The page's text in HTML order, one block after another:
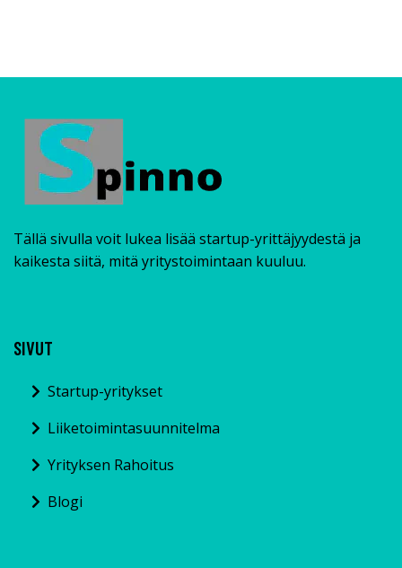
Tällä sivulla voit lukea lisää startup-yrittäjyydestä ja
kaikesta siitä, mitä yritystoimintaan kuuluu.
SIVUT
Startup-yritykset
Liiketoimintasuunnitelma
Yrityksen Rahoitus
Blogi